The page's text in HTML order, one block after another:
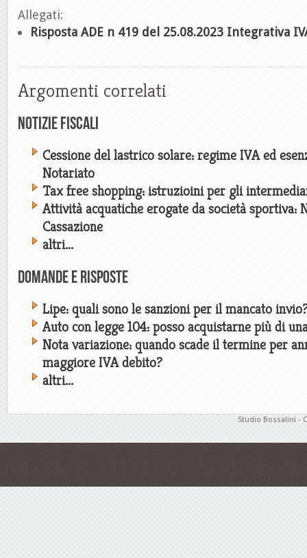
Allegati:
Risposta ADE n 419 del 25.08.2023 Integrativa
Argomenti correlati
Notizie Fiscali
Cessione del lastrico solare: regime IVA ed
Notariato
Tax free shopping: istruzioini per gli
Attività acquatiche erogate da società sportiva:
Cassazione
altri...
Domande e risposte
Lipe: quali sono le sanzioni per il mancato
Auto con legge 104: posso acquistarne più di
Nota variazione: quando scade il termine per
maggiore IVA debito?
altri...
Studio Bossalini -